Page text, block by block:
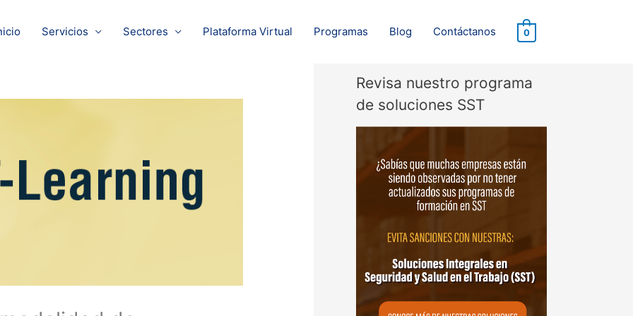
Servicios Sectores Plataforma Virtual Programas Blog Contáctanos 0
Revisa nuestro programa
de soluciones SST